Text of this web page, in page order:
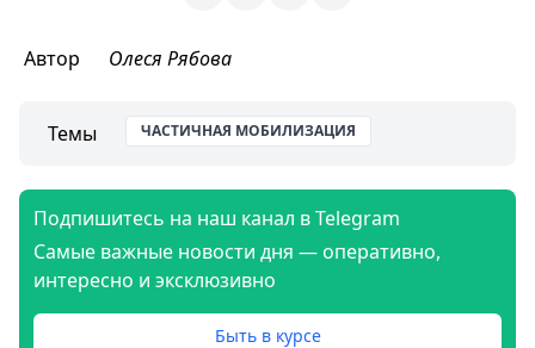
Автор Олеся Рябова
Темы ЧАСТИЧНАЯ МОБИЛИЗАЦИЯ
Подпишитесь на наш канал в Telegram
Самые важные новости дня — оперативно,
интересно и эксклюзивно
Быть в курсе